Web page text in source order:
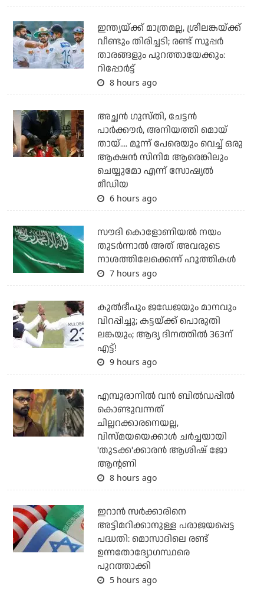
ഇന്ത്യയ്ക്ക് മാത്രമല്ല, ശ്രീലങ്കയ്ക്ക്
വീണ്ടും തിരിച്ചടി; രണ്ട് സൂപ്പര്‍
താരങ്ങളും പുറത്തായേക്കും:
റിപ്പോര്‍ട്ട്
8 hours ago
അച്ഛന്‍ ഗുസ്തി, ചേട്ടന്‍
പാര്‍ക്കൗര്‍, അനിയത്തി മൊയ്
തായ്.... മൂന്ന് പേരെയും വെച്ച് ഒരു
ആക്ഷന്‍ സിനിമ ആരെങ്കിലും
ചെയ്യുമോ എന്ന് സോഷ്യല്‍
മീഡിയ
6 hours ago
സൗദി കൊളോണിയല്‍ നയം
തുടര്‍ന്നാല്‍ അത് അവരുടെ
നാശത്തിലേക്കെന്ന് ഹൂത്തികള്‍
7 hours ago
കുല്‍ദീപും ജഡേജയും മാനവും
വിറപ്പിച്ചു; കട്ടയ്ക്ക് പൊരുതി
ലങ്കയും; ആദ്യ ദിനത്തില്‍ 363ന്
എട്ട്!
9 hours ago
എമ്പുരാനില്‍ വന്‍ ബില്‍ഡപ്പില്‍
കൊണ്ടുവന്നത്
ചില്ലറക്കാരനെയല്ല,
വിസ്മയയെക്കാള്‍ ചര്‍ച്ചയായി
'തുടക്ക'ക്കാരന്‍ ആശിഷ് ജോ
ആന്റണി
8 hours ago
ഇറാന്‍ സര്‍ക്കാരിനെ
അട്ടിമറിക്കാനുള്ള പരാജയപ്പെട്ട
പദ്ധതി: മൊസാദിലെ രണ്ട്
ഉന്നതോദ്യോഗസ്ഥരെ
പുറത്താക്കി
5 hours ago